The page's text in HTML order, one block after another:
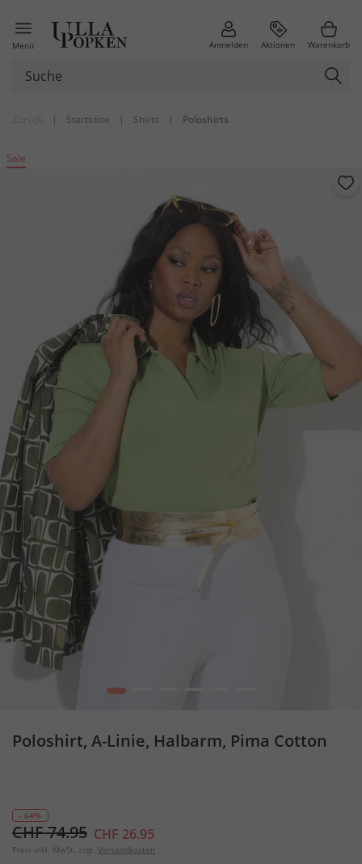
Menü Anmelden Aktionen Warenkorb
| Startseite | Shirts | Poloshirts
Sale
1
Poloshirt, A-Linie, Halbarm, Pima Cotton
- 64%
CHF 74.95 CHF 26.95
Preis inkl. MwSt. zzgl. Versandkosten